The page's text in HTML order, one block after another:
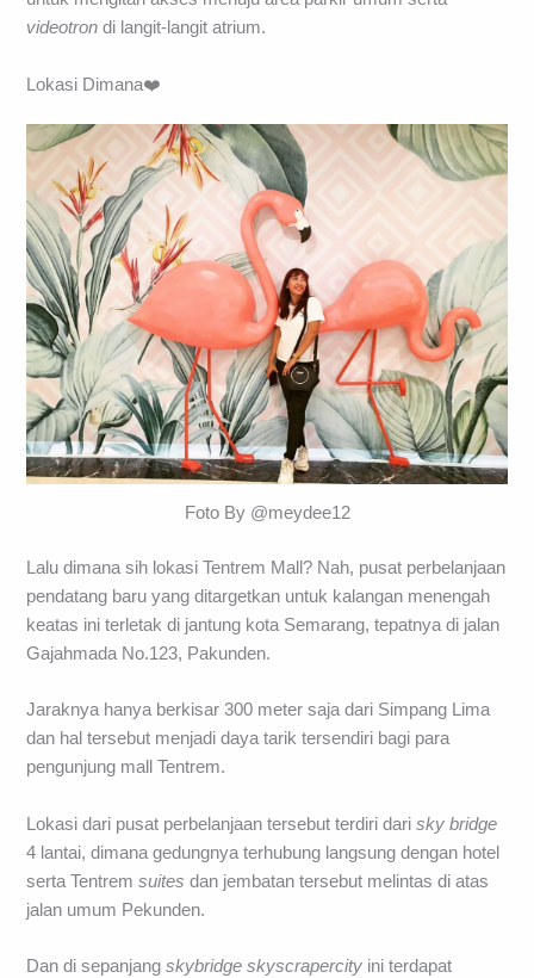
videotron di langit-langit atrium.
Lokasi Dimana❤️
Foto By @meydee12
Lalu dimana sih lokasi Tentrem Mall? Nah, pusat perbelanjaan
pendatang baru yang ditargetkan untuk kalangan menengah
keatas ini terletak di jantung kota Semarang, tepatnya di jalan
Gajahmada No.123, Pakunden.
Jaraknya hanya berkisar 300 meter saja dari Simpang Lima
dan hal tersebut menjadi daya tarik tersendiri bagi para
pengunjung mall Tentrem.
Lokasi dari pusat perbelanjaan tersebut terdiri darisky bridge
4 lantai, dimana gedungnya terhubung langsung dengan hotel
serta Tentremsuites dan jembatan tersebut melintas di atas
jalan umum Pekunden.
Dan di sepanjangskybridge skyscrapercity ini terdapat